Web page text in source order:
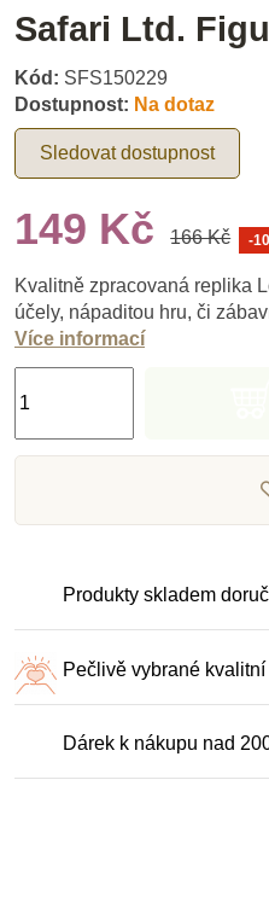
Safari Ltd.
Kód: SFS150229
Dostupnost: Na dotaz
Sledovat dostupnost
149 Kč 166 Kč -
Kvalitně zpracovaná replika
účely, nápaditou hru, či
Více informací
Produkty skladem
Pečlivě vybrané
Dárek k nákupu nad